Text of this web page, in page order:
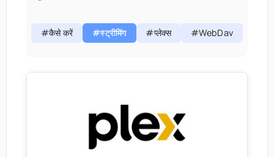
#कैसे करें #स्ट्रीमिंग #प्लेक्स #WebDav